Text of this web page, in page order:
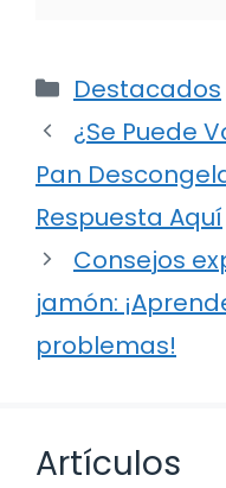
Categorías
Destacados
¿Se Puede
Pan
Respuesta Aquí
Consejos
jamón:
problemas!
Artículos